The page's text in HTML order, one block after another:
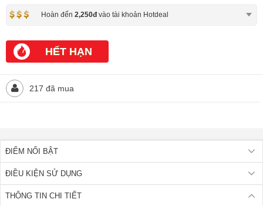
Hoàn đến2,250đvào tài khoản Hotdeal
HẾT HẠN
217 đã mua
ĐIỂM NỔI BẬT
ĐIỀU KIỆN SỬ DỤNG
THÔNG TIN CHI TIẾT